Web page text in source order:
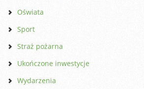
Oświata
Sport
Straż pożarna
Ukończone inwestycje
Wydarzenia